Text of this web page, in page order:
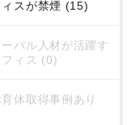
ィスが禁煙 (15)
ーバル人材が活躍す
フィス (0)
休取得事例あり